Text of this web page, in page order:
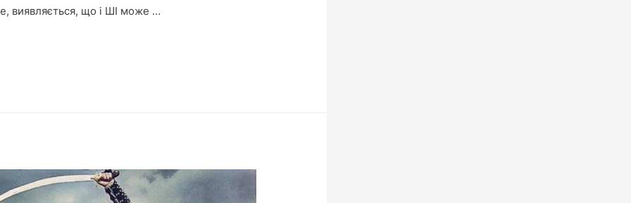
виявляється, що і ШІ може …